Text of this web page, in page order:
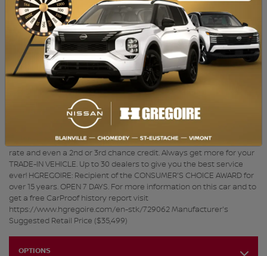
Inspection en plus de 150 points et satisfaction garantie 7 jours ou
argent remis. MEILLEUR TAUX : Obtenez le meilleur taux de
financement et même une 2e ou 3e chance au crédit. Obtenez
toujours plus pour votre VÉHICULE D’ÉCHANGE. 30
concessionnaires pour mieux vous servir! HGRÉGOIRE :
Récipiendaire du CHOIX DU CONSOMMATEUR depuis plus de 15 ans.
OUVERT 7 JOURS. Pour plus d'information sur cette voiture et pour
obtenir le rapport d’historique CarProof gratuitement visitez
https://www.hgregoire.com/fr-stk/729062 *Prix du manufacturier
neuf (35 499$) - SAVE $16,501! Back-Up Camera, Bluetooth, Heated
Seats BUY YOUR VEHICLE 100% ONLINE with HGregoire. QUALITY
CERTIFIED: Over 150-point inspection and 7-Day Satisfaction
Guarantee or money back. BETTER RATES: Get the best financing
rate and even a 2nd or 3rd chance credit. Always get more for your
TRADE-IN VEHICLE. Up to 30 dealers to give you the best service
ever! HGREGOIRE: Recipient of the CONSUMER'S CHOICE AWARD for
over 15 years. OPEN 7 DAYS. For more information on this car and to
get a free CarProof history report visit
https://www.hgregoire.com/en-stk/729062 Manufacturer's
Suggested Retail Price ($35,499)
OPTIONS